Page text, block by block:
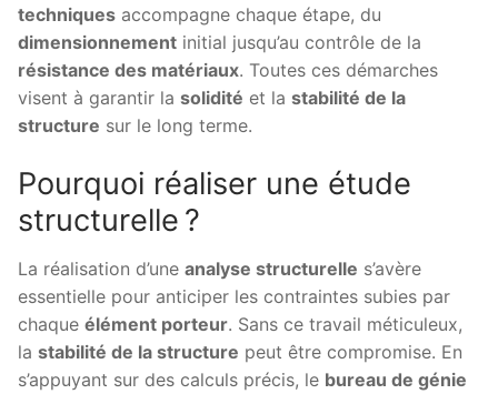
techniques accompagne chaque étape, du
dimensionnement initial jusqu’au contrôle de la
résistance des matériaux. Toutes ces démarches
visent à garantir la solidité et la stabilité de la
structure sur le long terme.
Pourquoi réaliser une étude
structurelle ?
La réalisation d’une analyse structurelle s’avère
essentielle pour anticiper les contraintes subies par
chaque élément porteur. Sans ce travail méticuleux,
la stabilité de la structure peut être compromise. En
s’appuyant sur des calculs précis, le bureau de génie